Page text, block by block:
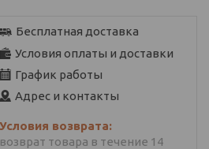
Бесплатная доставка
Условия оплаты и доставки
График работы
Адрес и контакты
возврат товара в течение 14